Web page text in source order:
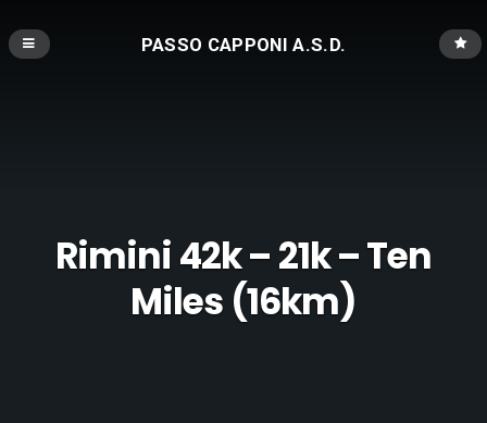
PASSO CAPPONI A.S.D.
Rimini 42k – 21k – Ten
Miles (16km)